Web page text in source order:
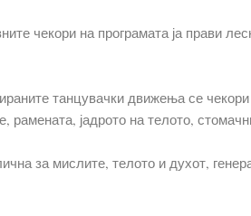
чекори на програмата ја прави
танцувачки движења се
рамената, јадрото на телото,
за мислите, телото и духот,